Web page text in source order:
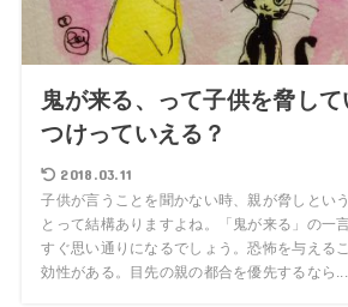
鬼が来る、って子供を脅し
つけっていえる？
2018.03.11
子供が言うことを聞かない時、親が脅しとい
とって結構ありますよね。「鬼が来る」の一
すぐ思い通りになるでしょう。恐怖を与える
効性がある。目先の親の都合を優先するなら...